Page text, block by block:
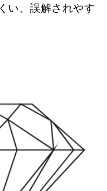
い、誤解されやす